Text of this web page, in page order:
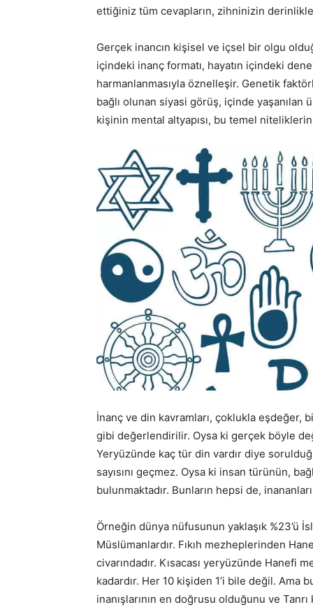
ettiğiniz tüm cevapların, zihninizin
Gerçek inancın kişisel ve içsel bir olgu
içindeki inanç formatı, hayatın içindeki
harmanlanmasıyla öznelleşir. Genetik
bağlı olunan siyasi görüş, içinde
kişinin mental altyapısı, bu temel
İnanç ve din kavramları, çoklukla eşdeğer,
gibi değerlendirilir. Oysa ki gerçek böyle
Yeryüzünde kaç tür din vardır diye
sayısını geçmez. Oysa ki insan türünün,
bulunmaktadır. Bunların hepsi de,
Örneğin dünya nüfusunun yaklaşık %23’ü
Müslümanlardır. Fıkıh mezheplerinden
civarındadır. Kısacası yeryüzünde Hanefi
kadardır. Her 10 kişiden 1’i bile değil.
inanışlarının en doğrusu olduğunu ve